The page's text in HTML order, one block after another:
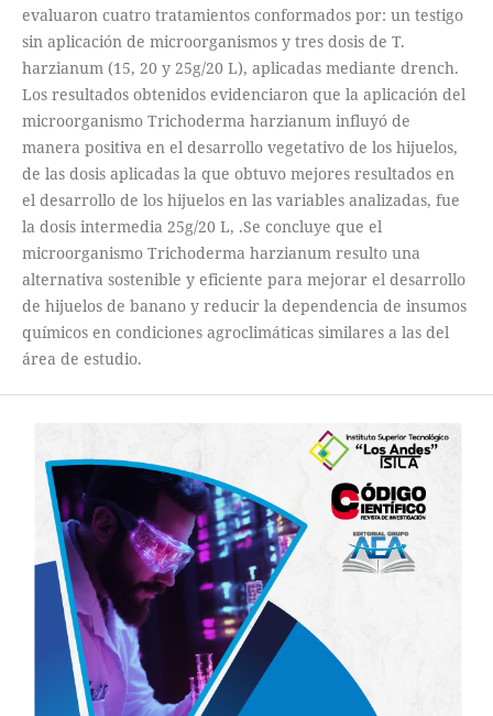
evaluaron cuatro tratamientos conformados por: un testigo
sin aplicación de microorganismos y tres dosis de T.
harzianum (15, 20 y 25g/20 L), aplicadas mediante drench.
Los resultados obtenidos evidenciaron que la aplicación del
microorganismo Trichoderma harzianum influyó de
manera positiva en el desarrollo vegetativo de los hijuelos,
de las dosis aplicadas la que obtuvo mejores resultados en
el desarrollo de los hijuelos en las variables analizadas, fue
la dosis intermedia 25g/20 L, .Se concluye que el
microorganismo Trichoderma harzianum resulto una
alternativa sostenible y eficiente para mejorar el desarrollo
de hijuelos de banano y reducir la dependencia de insumos
químicos en condiciones agroclimáticas similares a las del
área de estudio.